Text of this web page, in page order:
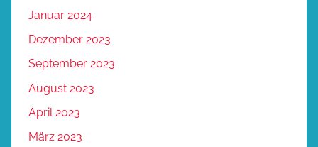
Januar 2024
Dezember 2023
September 2023
August 2023
April 2023
März 2023